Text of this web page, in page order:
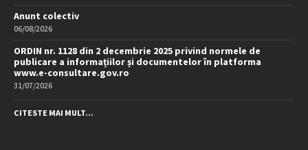
Anunt colectiv
06/08/2026
ORDIN nr. 1128 din 2 decembrie 2025 privind normele de
publicare a informațiilor și documentelor în platforma
www.e-consultare.gov.ro
31/07/2026
CITESTE MAI MULT...